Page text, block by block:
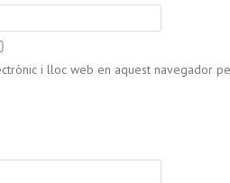
i lloc web en aquest navegador